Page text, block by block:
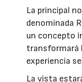
La principal
denominada
un concepto
transformará
experiencia
La vista